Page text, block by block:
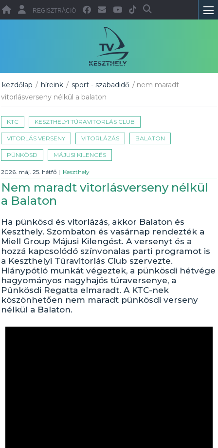
REGISZTRÁCIÓ
kezdőlap / híreink / sport - szabadidő / nem maradt
vitorlásverseny nélkül a balaton
KTC KESZTHELYI TÚRAVITORLÁS CLUB
VITORLÁS VERSENY VITORLÁZÁS BALATON
PÜNKÖSD MÁJUSI KILENGÉS
2026. máj. 25. hétfő | Keszthely
Nem maradt vitorlásverseny nélkül
a Balaton
Ha pünkösd és vitorlázás, akkor Balaton és
Keszthely. Szombaton és vasárnap rendezték a
Miell Group Májusi Kilengést. A versenyt és a
hozzá kapcsolódó színvonalas parti programot is
a Keszthelyi Túravitorlás Club szervezte.
Hiánypótló munkát végeztek, a pünkösdi hétvége
hagyományos nagyhajós túraversenye, a
Pünkösdi Regatta elmaradt. A KTC-nek
köszönhetően nem maradt pünkösdi verseny
nélkül a Balaton.